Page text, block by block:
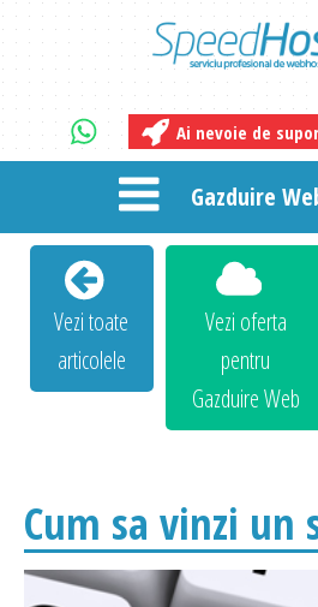
Ai nevoie de
Gazduire
Vezi toate
articolele
Vezi oferta
pentru
Gazduire Web
Cum sa vinzi un